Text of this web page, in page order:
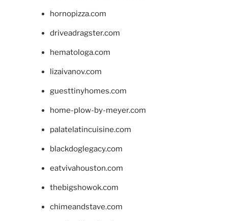
hornopizza.com
driveadragster.com
hematologa.com
lizaivanov.com
guesttinyhomes.com
home-plow-by-meyer.com
palatelatincuisine.com
blackdoglegacy.com
eatvivahouston.com
thebigshowok.com
chimeandstave.com